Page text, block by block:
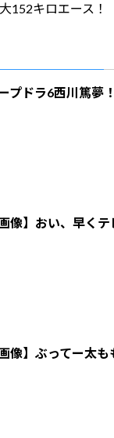
152キロエース！
プドラ6西川篤夢
画像】おい、早く
画像】ぶってー太